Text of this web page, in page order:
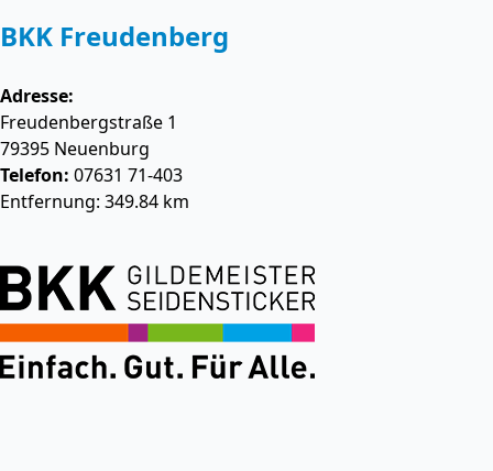
BKK Freudenberg
Adresse:
Freudenbergstraße 1
79395 Neuenburg
Telefon: 07631 71-403
Entfernung: 349.84 km